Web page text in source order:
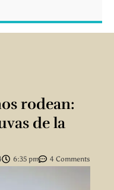
rodean:
de la
6:35 pm 4 Comments